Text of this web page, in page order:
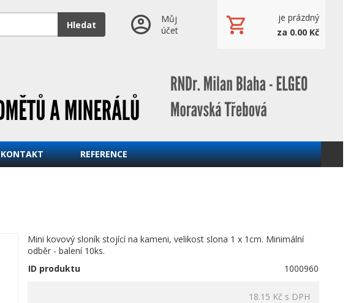
Hledat
Můj
účet
je prázdný
za 0.00 Kč
KONTAKT REFERENCE
Mini kovový sloník stojící na kameni, velikost slona 1 x 1cm. Minimální
odběr - balení 10ks.
ID produktu
1000960
18.15 Kč s DPH